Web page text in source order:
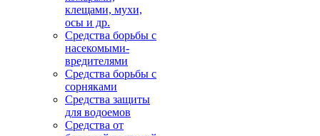
клещами, мухи,
осы и др.
Средства борьбы с
насекомыми-
вредителями
Средства борьбы с
сорняками
Средства защиты
для водоемов
Средства от